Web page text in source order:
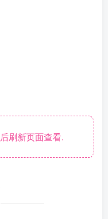
刷新页面查看.